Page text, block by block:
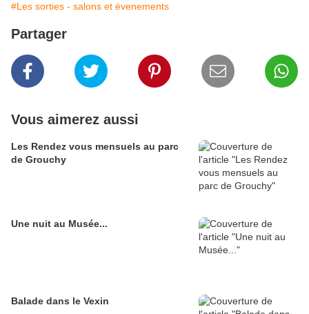
#Les sorties - salons et évenements
Partager
Vous aimerez aussi
Les Rendez vous mensuels au parc
de Grouchy
Une nuit au Musée...
Balade dans le Vexin